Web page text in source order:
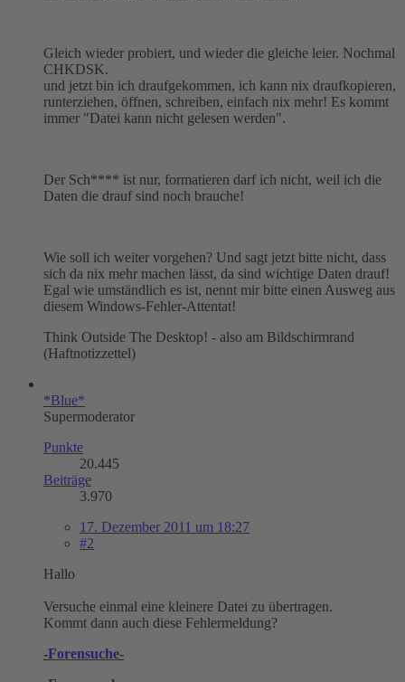
Gleich wieder probiert, und wieder die gleiche leier. Nochmal
CHKDSK.
und jetzt bin ich draufgekommen, ich kann nix draufkopieren,
runterziehen, öffnen, schreiben, einfach nix mehr! Es kommt
immer "Datei kann nicht gelesen werden".
Der Sch**** ist nur, formatieren darf ich nicht, weil ich die
Daten die drauf sind noch brauche!
Wie soll ich weiter vorgehen? Und sagt jetzt bitte nicht, dass
sich da nix mehr machen lässt, da sind wichtige Daten drauf!
Egal wie umständlich es ist, nennt mir bitte einen Ausweg aus
diesem Windows-Fehler-Attentat!
Think Outside The Desktop! - also am Bildschirmrand
(Haftnotizzettel)
*Blue*
Supermoderator
Punkte
20.445
Beiträge
3.970
17. Dezember 2011 um 18:27
#2
Hallo
Versuche einmal eine kleinere Datei zu übertragen.
Kommt dann auch diese Fehlermeldung?
-Forensuche-